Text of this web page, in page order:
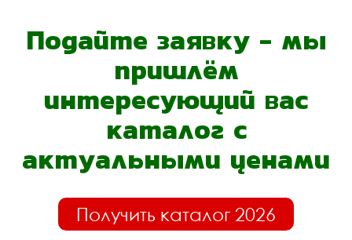
Подайте заявку - мы
пришлём
интересующий вас
каталог с
актуальными ценами
Получить каталог 2026